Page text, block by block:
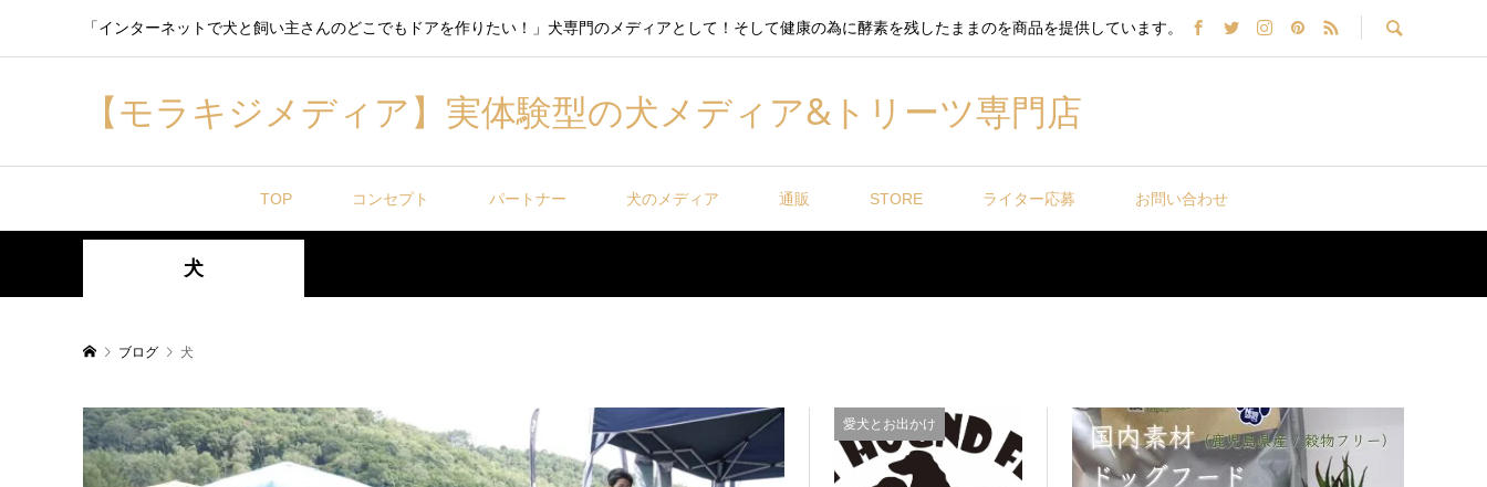
「インターネットで犬と飼い主さんのどこでもドアを作りたい！」犬専門のメディアとして！そして健康の為に酵素を残したままのを商品を提供しています。
【モラキジメディア】実体験型の犬メディア&トリーツ専門店
TOP コンセプト パートナー 犬のメディア 通販 STORE ライター応募 お問い合わせ
犬
ブログ 犬
愛犬とお出かけ